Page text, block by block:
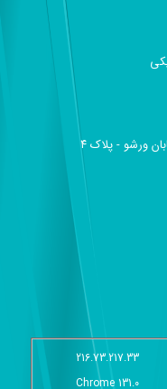
ورشو - پلاک ۴
216.73.217.33
Chrome 131.0